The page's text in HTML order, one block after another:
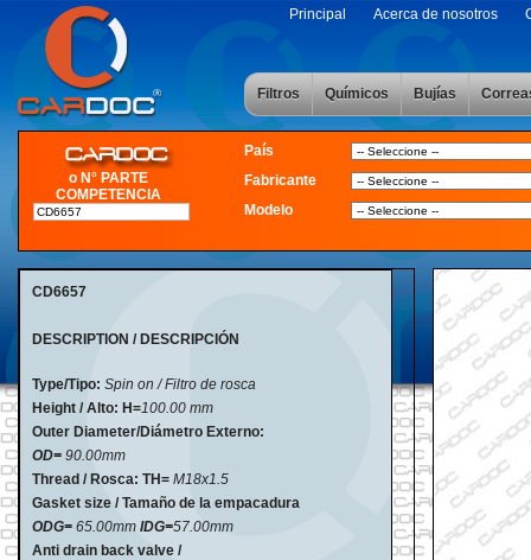
Principal Acerca de nosotros
Filtros Químicos Bujías
o N° PARTE
COMPETENCIA
País
Fabricante
Modelo
CD6657
DESCRIPTION / DESCRIPCIÓN
Type/Tipo: Spin on / Filtro de rosca
Height / Alto: H=100.00 mm
Outer Diameter/Diámetro Externo:
OD= 90.00mm
Thread / Rosca: TH= M18x1.5
Gasket size / Tamaño de la empacadura
ODG= 65.00mm IDG=57.00mm
Anti drain back valve /